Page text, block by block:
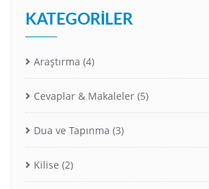
KATEGORILER
Araştırma (4)
Cevaplar & Makaleler (5)
Dua ve Tapınma (3)
Kilise (2)